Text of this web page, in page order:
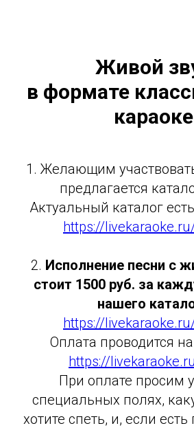
Живой
в формате
караоке
1. Желающим
предлагается
Актуальный каталог
https://
2. Исполнение песни с
стоит 1500 руб. за
нашего
https://
Оплата проводится
https://
При оплате просим
специальных полях,
хотите спеть, и, если